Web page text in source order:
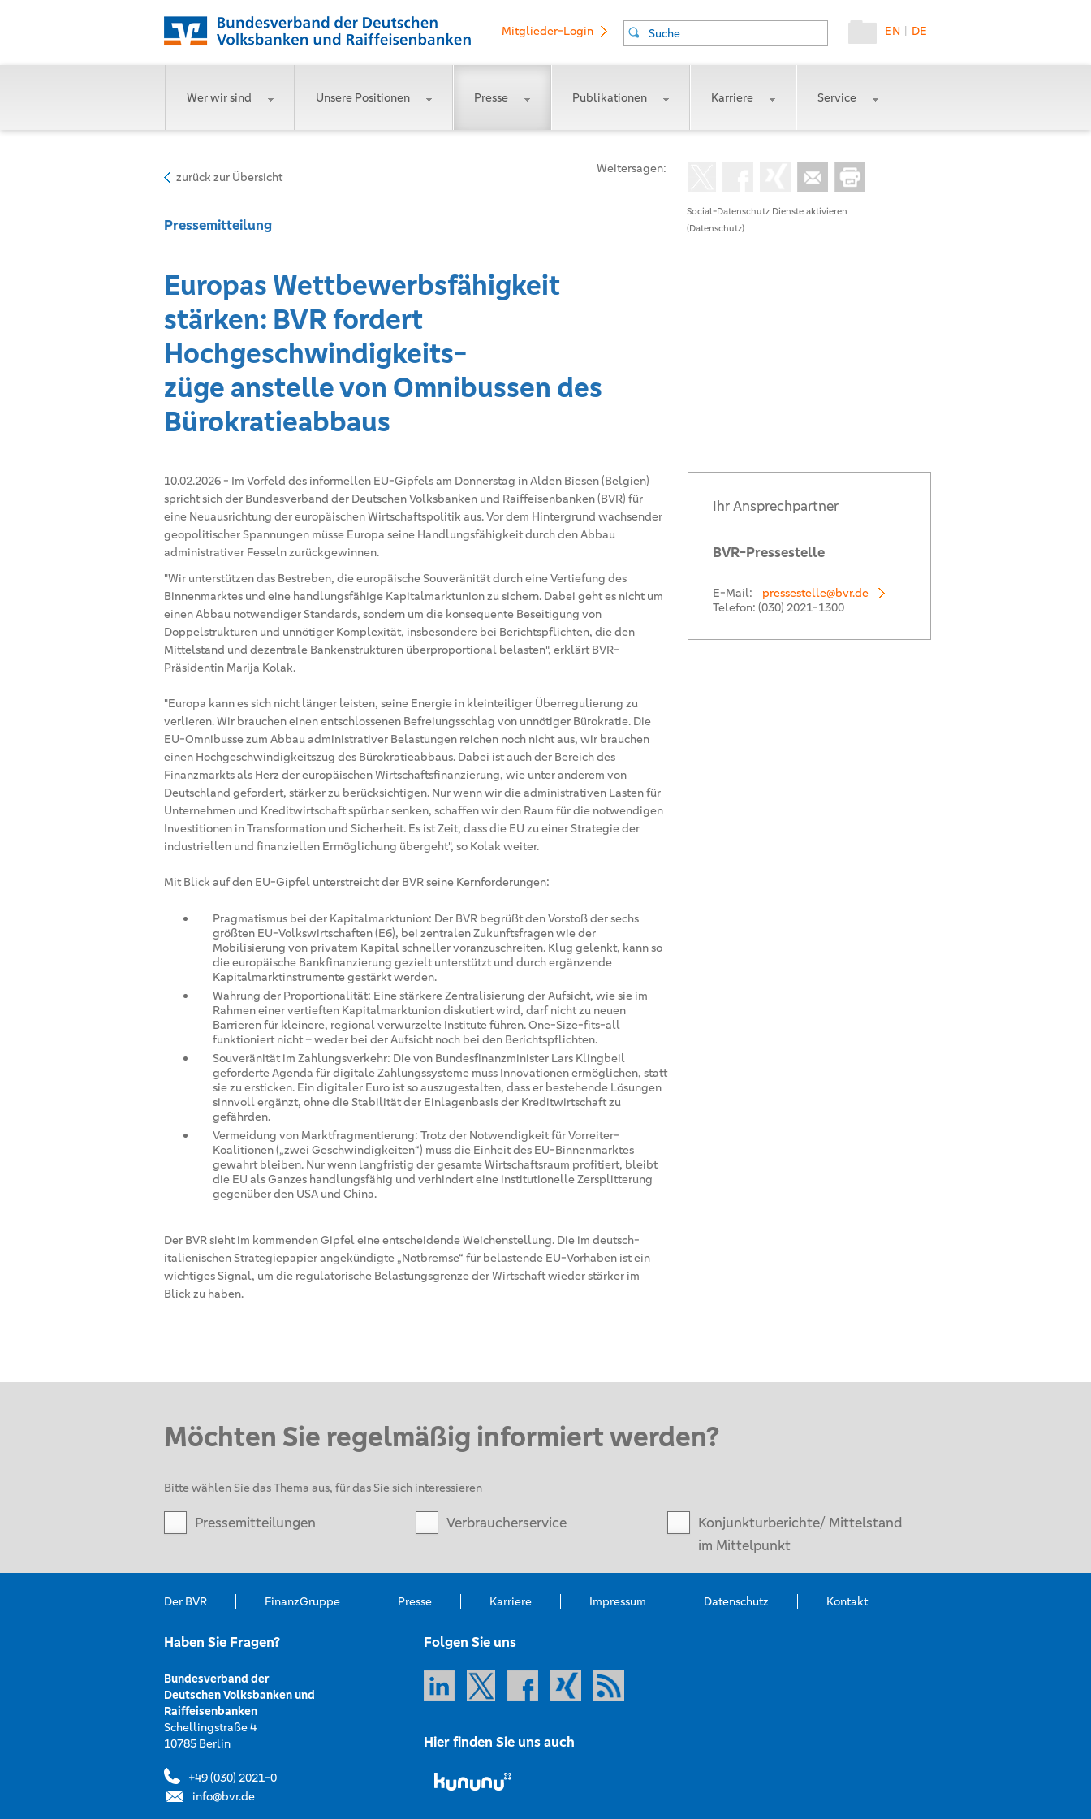
DE
|
EN
Suche
Mitglieder-Login
Wer wir sind Unsere Positionen Presse Publikationen Karriere Service
Social-Datenschutz Dienste aktivieren
(Datenschutz)
Weitersagen:
zurück zur Übersicht
Pressemitteilung
Europas Wettbewerbsfähigkeit
stärken: BVR fordert
Hochgeschwindigkeits-
züge anstelle von Omnibussen des
Bürokratieabbaus
10.02.2026 - Im Vorfeld des informellen EU-Gipfels am Donnerstag in Alden Biesen (Belgien)
spricht sich der Bundesverband der Deutschen Volksbanken und Raiffeisenbanken (BVR) für
eine Neuausrichtung der europäischen Wirtschaftspolitik aus. Vor dem Hintergrund wachsender
geopolitischer Spannungen müsse Europa seine Handlungsfähigkeit durch den Abbau
administrativer Fesseln zurückgewinnen.
"Wir unterstützen das Bestreben, die europäische Souveränität durch eine Vertiefung des
Binnenmarktes und eine handlungsfähige Kapitalmarktunion zu sichern. Dabei geht es nicht um
einen Abbau notwendiger Standards, sondern um die konsequente Beseitigung von
Doppelstrukturen und unnötiger Komplexität, insbesondere bei Berichtspflichten, die den
Mittelstand und dezentrale Bankenstrukturen überproportional belasten", erklärt BVR-
Präsidentin Marija Kolak.
"Europa kann es sich nicht länger leisten, seine Energie in kleinteiliger Überregulierung zu
verlieren. Wir brauchen einen entschlossenen Befreiungsschlag von unnötiger Bürokratie. Die
EU-Omnibusse zum Abbau administrativer Belastungen reichen noch nicht aus, wir brauchen
einen Hochgeschwindigkeitszug des Bürokratieabbaus. Dabei ist auch der Bereich des
Finanzmarkts als Herz der europäischen Wirtschaftsfinanzierung, wie unter anderem von
Deutschland gefordert, stärker zu berücksichtigen. Nur wenn wir die administrativen Lasten für
Unternehmen und Kreditwirtschaft spürbar senken, schaffen wir den Raum für die notwendigen
Investitionen in Transformation und Sicherheit. Es ist Zeit, dass die EU zu einer Strategie der
industriellen und finanziellen Ermöglichung übergeht", so Kolak weiter.
Mit Blick auf den EU-Gipfel unterstreicht der BVR seine Kernforderungen:
Pragmatismus bei der Kapitalmarktunion: Der BVR begrüßt den Vorstoß der sechs
größten EU-Volkswirtschaften (E6), bei zentralen Zukunftsfragen wie der
Mobilisierung von privatem Kapital schneller voranzuschreiten. Klug gelenkt, kann so
die europäische Bankfinanzierung gezielt unterstützt und durch ergänzende
Kapitalmarktinstrumente gestärkt werden.
Wahrung der Proportionalität: Eine stärkere Zentralisierung der Aufsicht, wie sie im
Rahmen einer vertieften Kapitalmarktunion diskutiert wird, darf nicht zu neuen
Barrieren für kleinere, regional verwurzelte Institute führen. One-Size-fits-all
funktioniert nicht – weder bei der Aufsicht noch bei den Berichtspflichten.
Souveränität im Zahlungsverkehr: Die von Bundesfinanzminister Lars Klingbeil
geforderte Agenda für digitale Zahlungssysteme muss Innovationen ermöglichen, statt
sie zu ersticken. Ein digitaler Euro ist so auszugestalten, dass er bestehende Lösungen
sinnvoll ergänzt, ohne die Stabilität der Einlagenbasis der Kreditwirtschaft zu
gefährden.
Vermeidung von Marktfragmentierung: Trotz der Notwendigkeit für Vorreiter-
Koalitionen („zwei Geschwindigkeiten“) muss die Einheit des EU-Binnenmarktes
gewahrt bleiben. Nur wenn langfristig der gesamte Wirtschaftsraum profitiert, bleibt
die EU als Ganzes handlungsfähig und verhindert eine institutionelle Zersplitterung
gegenüber den USA und China.
Der BVR sieht im kommenden Gipfel eine entscheidende Weichenstellung. Die im deutsch-
italienischen Strategiepapier angekündigte „Notbremse“ für belastende EU-Vorhaben ist ein
wichtiges Signal, um die regulatorische Belastungsgrenze der Wirtschaft wieder stärker im
Blick zu haben.
Ihr Ansprechpartner
BVR-Pressestelle
E-Mail:
pressestelle@bvr.de
Telefon: (030) 2021-1300
Möchten Sie regelmäßig informiert werden?
Bitte wählen Sie das Thema aus, für das Sie sich interessieren
Pressemitteilungen Verbraucherservice
Konjunkturberichte/ Mittelstand
im Mittelpunkt
Der BVR FinanzGruppe Presse Karriere Impressum Datenschutz Kontakt
Haben Sie Fragen?
Bundesverband der
Deutschen Volksbanken und
Raiffeisenbanken
Schellingstraße 4
10785 Berlin
+49 (030) 2021-0
info@bvr.de
Folgen Sie uns
Hier finden Sie uns auch